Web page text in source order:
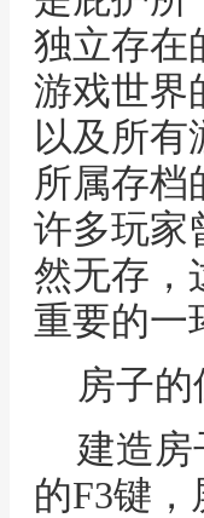
独立存在
游戏世界
以及所
所属存档
许多玩家
然无存，
重要的一
房子
建造
的F3键